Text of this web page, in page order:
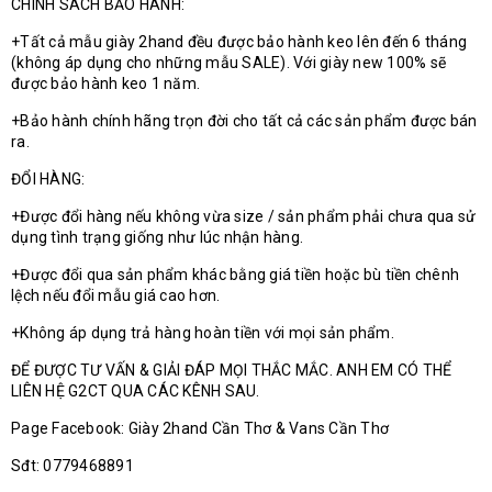
CHÍNH SÁCH BẢO HÀNH:
+Tất cả mẫu giày 2hand đều được bảo hành keo lên đến 6 tháng
(không áp dụng cho những mẫu SALE). Với giày new 100% sẽ
được bảo hành keo 1 năm.
+Bảo hành chính hãng trọn đời cho tất cả các sản phẩm được bán
ra.
ĐỔI HÀNG:
+Được đổi hàng nếu không vừa size / sản phẩm phải chưa qua sử
dụng tình trạng giống như lúc nhận hàng.
+Được đổi qua sản phẩm khác bằng giá tiền hoặc bù tiền chênh
lệch nếu đổi mẫu giá cao hơn.
+Không áp dụng trả hàng hoàn tiền với mọi sản phẩm.
ĐỂ ĐƯỢC TƯ VẤN & GIẢI ĐÁP MỌI THẮC MẮC. ANH EM CÓ THỂ
LIÊN HỆ G2CT QUA CÁC KÊNH SAU.
Page Facebook: Giày 2hand Cần Thơ & Vans Cần Thơ
Sđt: 0779468891